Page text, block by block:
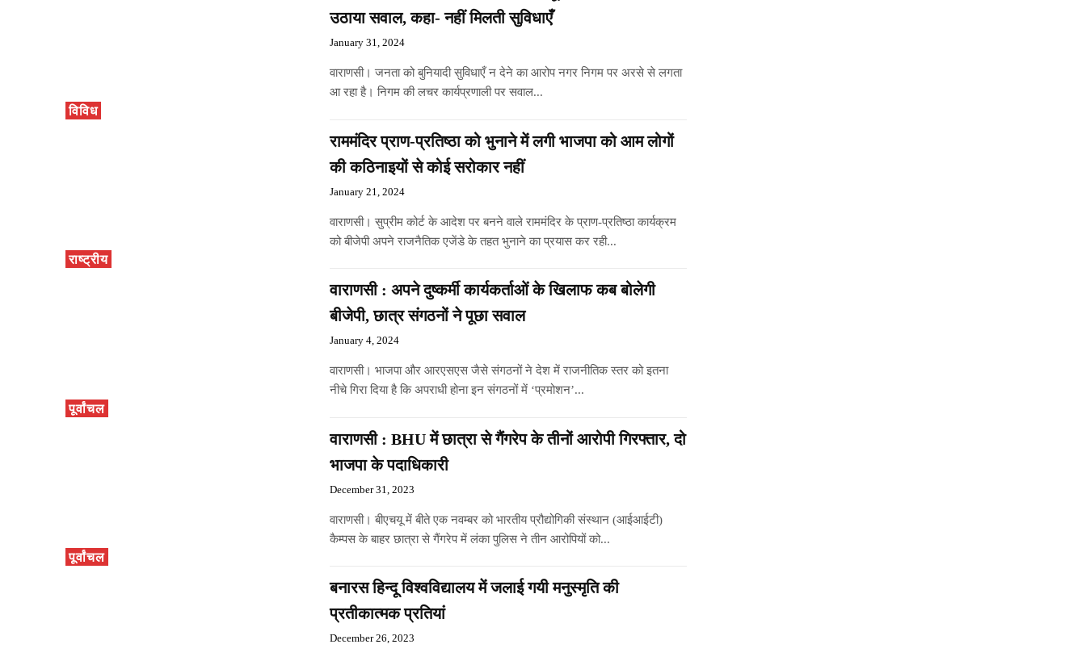
विविध
उठाया सवाल, कहा- नहीं मिलती सुविधाएँ
January 31, 2024
वाराणसी। जनता को बुनियादी सुविधाएँ न देने का आरोप नगर निगम पर अरसे से लगता
आ रहा है। निगम की लचर कार्यप्रणाली पर सवाल...
राष्ट्रीय
राममंदिर प्राण-प्रतिष्ठा को भुनाने में लगी भाजपा को आम लोगों
की कठिनाइयों से कोई सरोकार नहीं
January 21, 2024
वाराणसी। सुप्रीम कोर्ट के आदेश पर बनने वाले राममंदिर के प्राण-प्रतिष्ठा कार्यक्रम
को बीजेपी अपने राजनैतिक एजेंडे के तहत भुनाने का प्रयास कर रही...
पूर्वांचल
वाराणसी : अपने दुष्कर्मी कार्यकर्ताओं के खिलाफ कब बोलेगी
बीजेपी, छात्र संगठनों ने पूछा सवाल
January 4, 2024
वाराणसी। भाजपा और आरएसएस जैसे संगठनों ने देश में राजनीतिक स्तर को इतना
नीचे गिरा दिया है कि अपराधी होना इन संगठनों में ‘प्रमोशन’...
पूर्वांचल
वाराणसी : BHU में छात्रा से गैंगरेप के तीनों आरोपी गिरफ्तार, दो
भाजपा के पदाधिकारी
December 31, 2023
वाराणसी। बीएचयू में बीते एक नवम्बर को भारतीय प्रौद्योगिकी संस्थान (आईआईटी)
कैम्पस के बाहर छात्रा से गैंगरेप में लंका पुलिस ने तीन आरोपियों को...
बनारस हिन्दू विश्वविद्यालय में जलाई गयी मनुस्मृति की
प्रतीकात्मक प्रतियां
December 26, 2023